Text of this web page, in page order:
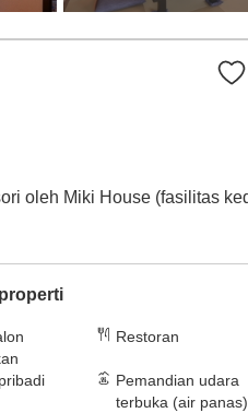
oleh Miki House (fasilitas
Restoran
Pemandian udara
terbuka (air panas)